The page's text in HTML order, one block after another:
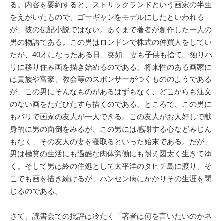
る。内容を要約すると、ストリックランドという画家の半生
をえがいたもので、ゴーギャンをモデルにしたといわれる
が、彼の伝記小説ではない。あくまで著者が創作した一人の
男の物語である。この男はロンドンで株式の仲買人をしてい
たが、40才になったある日、突如、妻も子供も捨て、独りパ
リに移り住み画を描き始めるのである。将来性のある画家に
は貴族や富豪、教会等のスポンサーがつくもののようである
が、この男にそんなものがあるはずもなく、どこからも注文
のない画をただひたすら描くのである。ところで、この男に
もパリで画家の友人が一人できる。この友人がお人好しで献
身的に男の面倒をみるが、この男には感謝する心などみじん
もなく、その友人の妻を寝取るといった始末である。だが、
男は極貧の生活にも過酷な肉体労働にも耐え図太く生きてゆ
く。そして男は終の住処として太平洋のタヒチ島に渡り、そ
こでも画を描き続けるが、ハンセン病にかかりその生涯を閉
じるのである。
さて、読書会での批評は冷たく「著者は何を言いたいのかネ